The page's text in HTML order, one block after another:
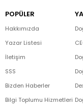
POPÜLER
Hakkımızda
Yazar Listesi
İletişim
SSS
Bizden Haberler
Bilgi Toplumu Hizmetleri